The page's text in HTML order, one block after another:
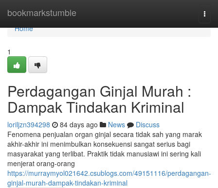
bookmarkstumble
Home
Home
1
Perdagangan Ginjal Murah :
Dampak Tindakan Kriminal
loriljzn394298 84 days ago News
Discuss
Fenomena penjualan organ ginjal secara tidak sah yang marak
akhir-akhir ini menimbulkan konsekuensi sangat serius bagi
masyarakat yang terlibat. Praktik tidak manusiawi ini sering kali
menjerat orang-orang
https://murraymyol021642.csublogs.com/49151116/perdagangan-
ginjal-murah-dampak-tindakan-kriminal